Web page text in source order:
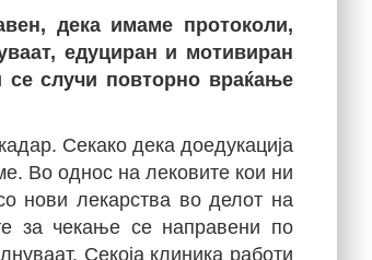
дека имаме протоколи,
едуциран и мотивиран
случи повторно враќање
Секако дека доедукација
Во однос на лековите кои ни
нови лекарства во делот на
за чекање се направени по
Секоја клиника работи